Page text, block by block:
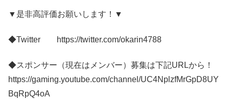
▼是非高評価お願いします！▼
◆Twitter https://twitter.com/okarin4788
◆スポンサー（現在はメンバー）募集は下記URLから！
https://gaming.youtube.com/channel/UC4NplzfMrGpD8UY
BqRpQ4oA